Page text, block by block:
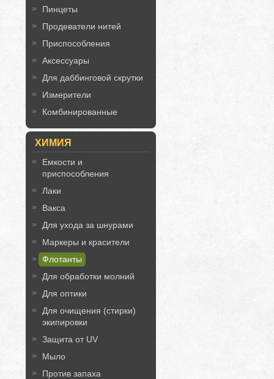
Пинцеты
Продеватели нитей
Приспособления
Аксессуары
Для даббинговой скрутки
Измерители
Комбинированные
ХИМИЯ
Емкости и
приспособления
Лаки
Вакса
Для ухода за шнурами
Маркеры и красители
Флотанты
Для обработки молний
Для оптики
Для очищения (стирки)
экипировки
Защита от UV
Мыло
Против запаха